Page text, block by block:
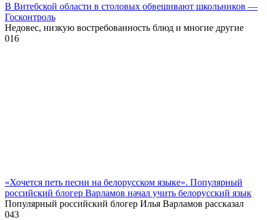
В Витебской области в столовых обвешивают школьников —
Госконтроль
Недовес, низкую востребованность блюд и многие другие
016
«Хочется петь песни на белорусском языке». Популярный
российский блогер Варламов начал учить белорусский язык
Популярный российский блогер Илья Варламов рассказал
043